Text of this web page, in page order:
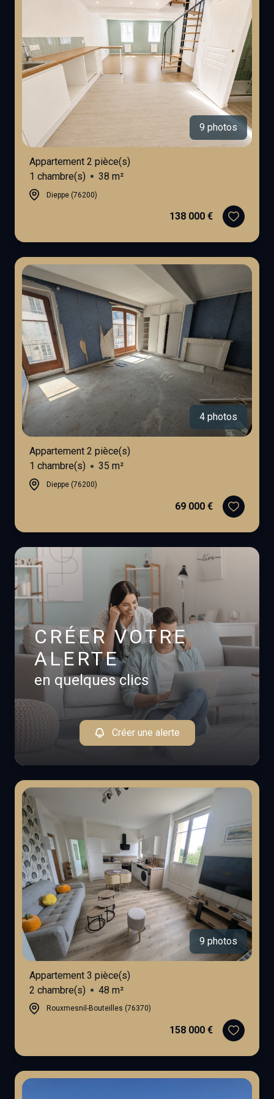
terrains
immeubles
de rapport
garages
et
parking
parking
9 photos
Appartement 2 pièce(s)
1 chambre(s)
38 m²
Dieppe (76200)
138 000 €
4 photos
Appartement 2 pièce(s)
1 chambre(s)
35 m²
Dieppe (76200)
69 000 €
CRÉER VOTRE
ALERTE
en quelques clics
Créer une alerte
9 photos
Appartement 3 pièce(s)
2 chambre(s)
48 m²
Rouxmesnil-Bouteilles (76370)
158 000 €